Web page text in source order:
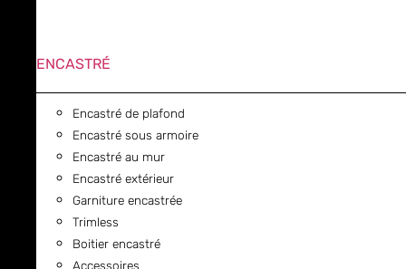
ENCASTRÉ
Encastré de plafond
Encastré sous armoire
Encastré au mur
Encastré extérieur
Garniture encastrée
Trimless
Boitier encastré
Accessoires